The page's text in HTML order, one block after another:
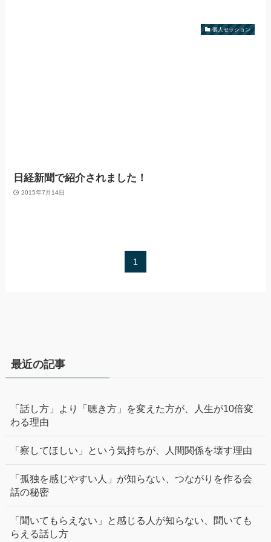
個人セッション
日経新聞で紹介されました！
2015年7月14日
1
最近の記事
「話し方」より「聴き方」を変えた方が、人生が10倍変
わる理由
「察してほしい」という気持ちが、人間関係を壊す理由
「孤独を感じやすい人」が知らない、つながりを作る会
話の秘密
「聞いてもらえない」と感じる人が知らない、聞いても
らえる話し方